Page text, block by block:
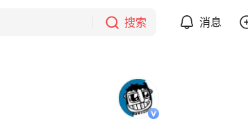
搜索 消息